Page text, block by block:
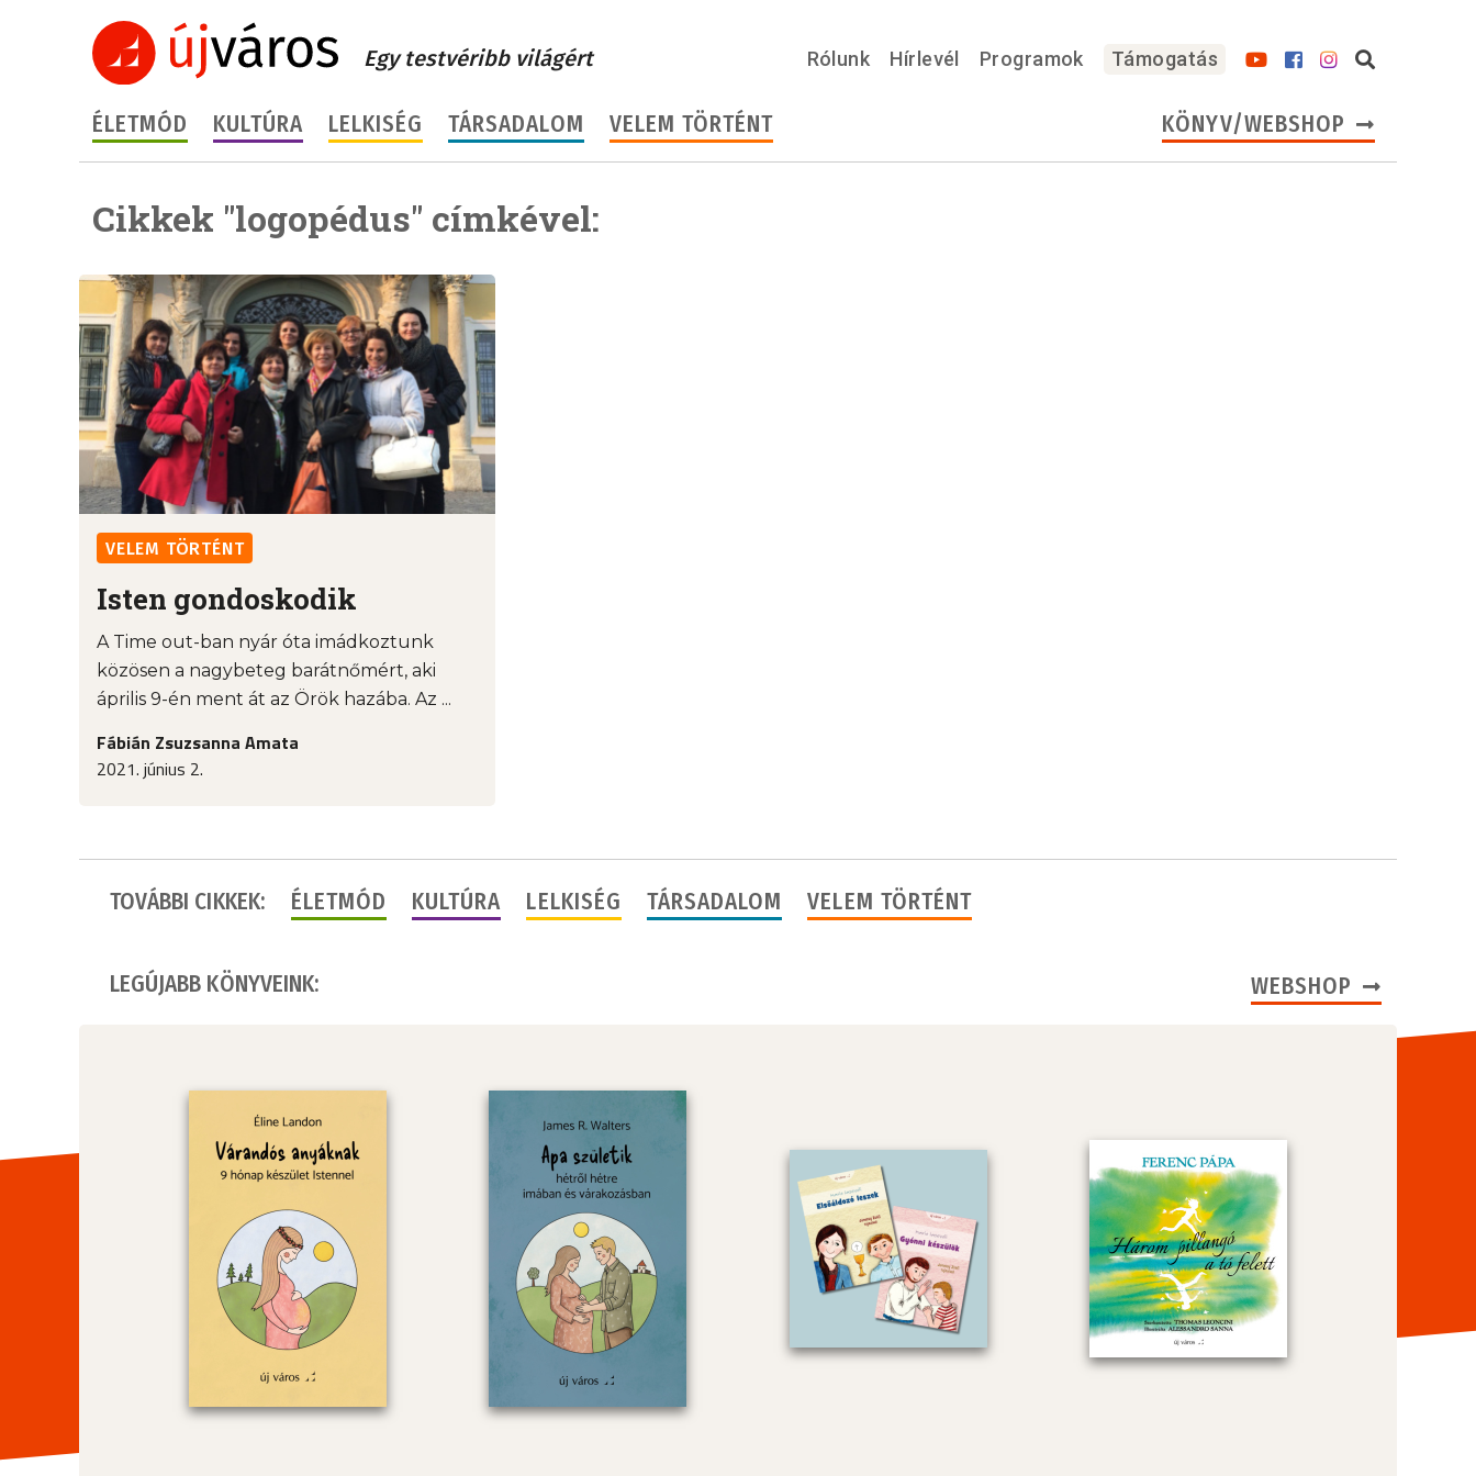
Egy testvéribb világért Rólunk Hírlevél Programok Támogatás
ÉLETMÓD KULTÚRA LELKISÉG TÁRSADALOM VELEM TÖRTÉNT KÖNYV/WEBSHOP
Cikkek "logopédus" címkével:
VELEM TÖRTÉNT
Isten gondoskodik
A Time out-ban nyár óta imádkoztunk
közösen a nagybeteg barátnőmért, aki
április 9-én ment át az Örök hazába. Az ...
Fábián Zsuzsanna Amata
2021. június 2.
TOVÁBBI CIKKEK: ÉLETMÓD KULTÚRA LELKISÉG TÁRSADALOM VELEM TÖRTÉNT
LEGÚJABB KÖNYVEINK: WEBSHOP